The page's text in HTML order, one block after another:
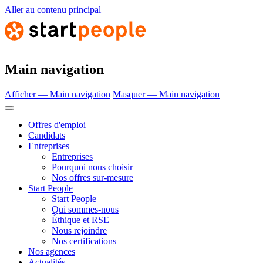
Aller au contenu principal
Main navigation
Afficher — Main navigation Masquer — Main navigation
Offres d'emploi
Candidats
Entreprises
Entreprises
Pourquoi nous choisir
Nos offres sur-mesure
Start People
Start People
Qui sommes-nous
Éthique et RSE
Nous rejoindre
Nos certifications
Nos agences